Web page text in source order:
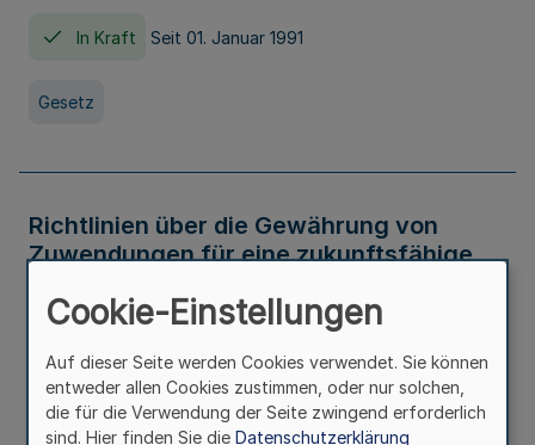
In Kraft Seit 01. Januar 1991
Gesetz
Richtlinien über die Gewährung von
Zuwendungen für eine zukunftsfähige
Nordrhein-Westfalen
In Kraft
Verwaltungsvorschrift
Cookie-Einstellungen
Auf dieser Seite werden Cookies verwendet. Sie können
entweder allen Cookies zustimmen, oder nur solchen,
die für die Verwendung der Seite zwingend erforderlich
sind. Hier finden Sie die Datenschutzerklärung